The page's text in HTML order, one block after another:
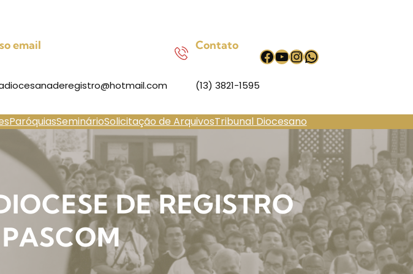
email Contato
(13) 3821-1595
Facebook
Youtube
Instagram
WhatsApp
ParóquiasSeminárioSolicitação de ArquivosTribunal Diocesano
DE REGISTRO